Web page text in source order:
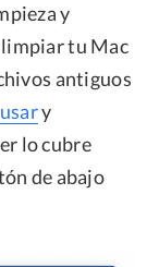
y
tu Mac
antiguos
y
lo cubre
de abajo